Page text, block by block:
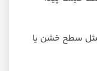
سطح خشن یا